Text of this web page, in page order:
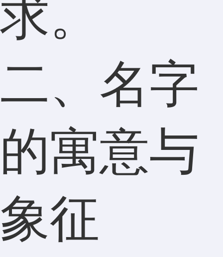
求。
二、名字
的寓意与
象征